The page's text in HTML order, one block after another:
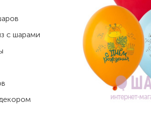
с шарами